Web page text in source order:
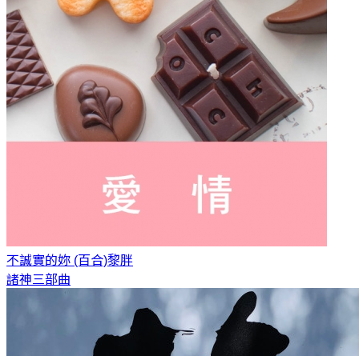
不誠實的妳 (百合)黎胖
諸神三部曲